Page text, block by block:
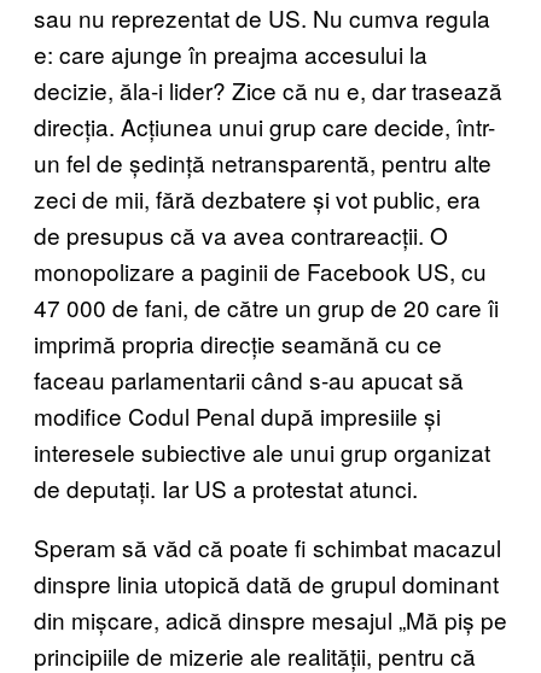
sau nu reprezentat de US. Nu cumva regula
e: care ajunge în preajma accesului la
decizie, ăla-i lider? Zice că nu e, dar trasează
direcția. Acțiunea unui grup care decide, într-
un fel de ședință netransparentă, pentru alte
zeci de mii, fără dezbatere și vot public, era
de presupus că va avea contrareacții. O
monopolizare a paginii de Facebook US, cu
47 000 de fani, de către un grup de 20 care îi
imprimă propria direcție seamănă cu ce
faceau parlamentarii când s-au apucat să
modifice Codul Penal după impresiile și
interesele subiective ale unui grup organizat
de deputați. Iar US a protestat atunci.
Speram să văd că poate fi schimbat macazul
dinspre linia utopică dată de grupul dominant
din mișcare, adică dinspre mesajul „Mă piș pe
principiile de mizerie ale realității, pentru că